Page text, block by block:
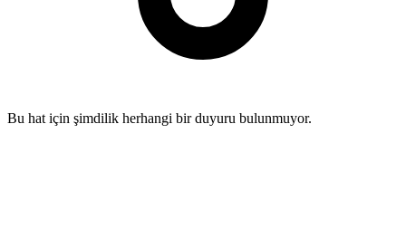
Bu hat için şimdilik herhangi bir duyuru bulunmuyor.